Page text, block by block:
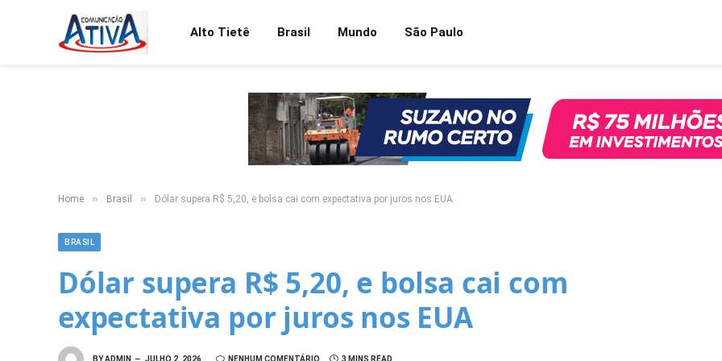
Alto Tietê Brasil Mundo São Paulo
Home » Brasil » Dólar supera R$ 5,20, e bolsa cai com expectativa por juros nos EUA
BRASIL
Dólar supera R$ 5,20, e bolsa cai com
expectativa por juros nos EUA
BYADMIN JULHO 2, 2026 NENHUM COMENTÁRIO 3 MINS READ